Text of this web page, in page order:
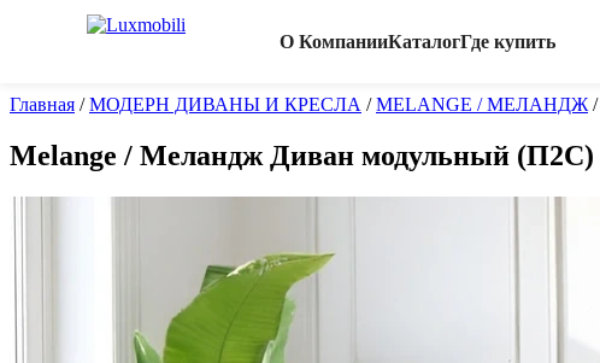
О КомпанииКаталогГде купить
Главная /МОДЕРН ДИВАНЫ И КРЕСЛА /MELANGE / МЕЛАНДЖ /
Melange / Меландж Диван модульный (П2C)